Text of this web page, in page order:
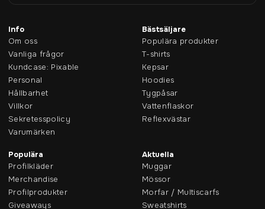
Info
Om oss
Vanliga frågor
Kundcase: Pixable
Personal
Hållbarhet
Villkor
Sekretesspolicy
Varumärken
Bästsäljare
Populära produkter
T-shirts
Kepsar
Hoodies
Tygpåsar
Vattenflaskor
Reflexvästar
Populära
Profilkläder
Merchandise
Profilprodukter
Giveaways
Aktuella
Muggar
Mössor
Morfar / Multiscarfs
Sweatshirts